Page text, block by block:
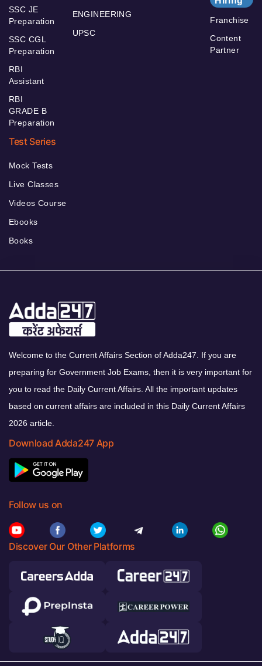
SSC JE
Preparation
SSC CGL
Preparation
RBI
Assistant
RBI
GRADE B
Preparation
ENGINEERING
UPSC
Franchise
Content
Partner
Test Series
Mock Tests
Live Classes
Videos Course
Ebooks
Books
Welcome to the Current Affairs Section of Adda247. If you are
preparing for Government Job Exams, then it is very important for
you to read the Daily Current Affairs. All the important updates
based on current affairs are included in this Daily Current Affairs
2026 article.
Download Adda247 App
Follow us on
Discover Our Other Platforms